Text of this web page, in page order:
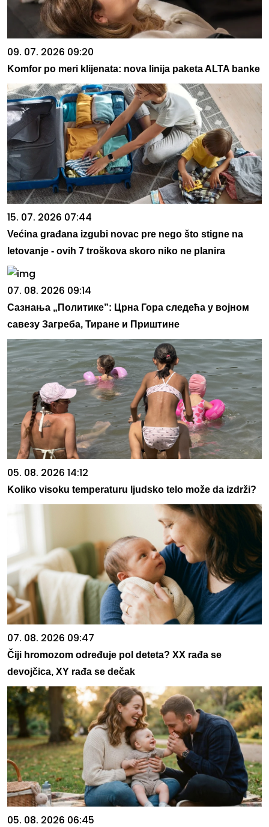
09. 07. 2026 09:20
Komfor po meri klijenata: nova linija paketa ALTA banke
15. 07. 2026 07:44
Većina građana izgubi novac pre nego što stigne na
letovanje - ovih 7 troškova skoro niko ne planira
07. 08. 2026 09:14
Сазнања „Политике”: Црна Гора следећа у војном
савезу Загреба, Тиране и Приштине
05. 08. 2026 14:12
Koliko visoku temperaturu ljudsko telo može da izdrži?
07. 08. 2026 09:47
Čiji hromozom određuje pol deteta? XX rađa se
devojčica, XY rađa se dečak
05. 08. 2026 06:45